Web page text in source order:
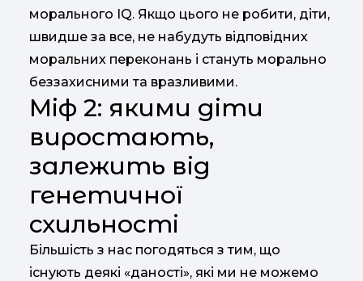
морального IQ. Якщо цього не робити, діти,
швидше за все, не набудуть відповідних
моральних переконань і стануть морально
беззахисними та вразливими.
Міф 2: якими діти
виростають,
залежить від
генетичної
схильності
Більшість з нас погодяться з тим, що
існують деякі «даності», які ми не можемо